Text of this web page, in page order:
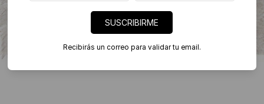
SUSCRIBIRME
Recibirás un correo para validar tu email.